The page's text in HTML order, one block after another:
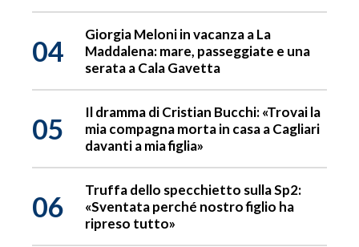
04
Giorgia Meloni in vacanza a La
Maddalena: mare, passeggiate e una
serata a Cala Gavetta
05
Il dramma di Cristian Bucchi: «Trovai la
mia compagna morta in casa a Cagliari
davanti a mia figlia»
06
Truffa dello specchietto sulla Sp2:
«Sventata perché nostro figlio ha
ripreso tutto»